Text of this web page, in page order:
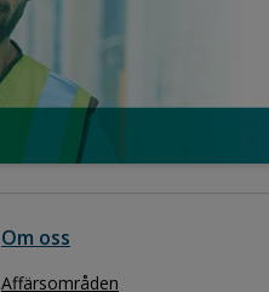
Om oss
Affärsområden